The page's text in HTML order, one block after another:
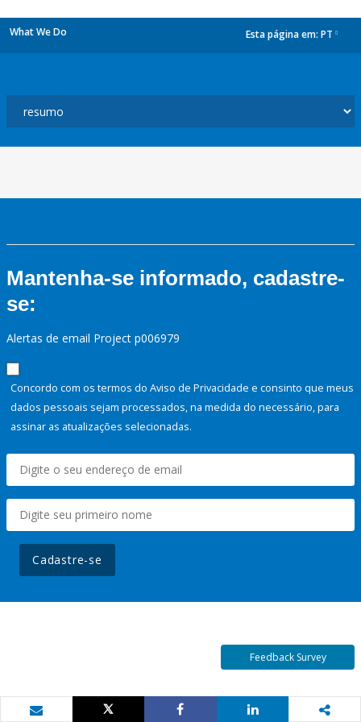
What We Do Esta página em: PT
Mantenha-se informado, cadastre-
se:
Alertas de email Project p006979
Concordo com os termos do Aviso de Privacidade e consinto que meus
dados pessoais sejam processados, na medida do necessário, para
assinar as atualizações selecionadas.
Cadastre-se
Feedback Survey